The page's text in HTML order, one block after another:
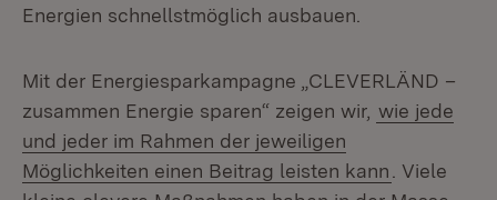
Energien schnellstmöglich ausbauen.
Mit der Energiesparkampagne „CLEVERLÄND –
zusammen Energie sparen“ zeigen wir, wie jede
und jeder im Rahmen der jeweiligen
Möglichkeiten einen Beitrag leisten kann
. Viele